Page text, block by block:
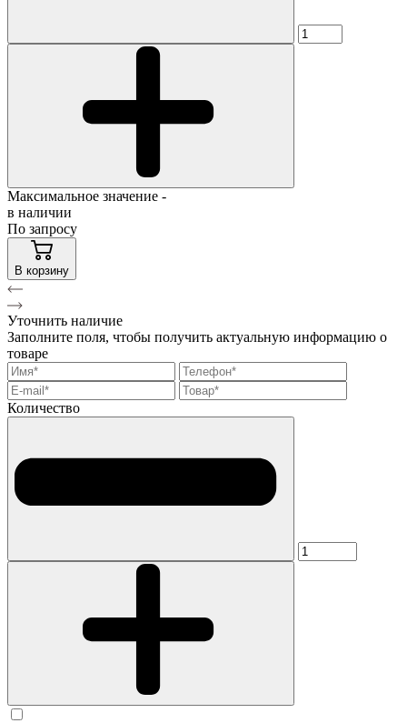
Максимальное значение -
в наличии
По запросу
В корзину
Уточнить наличие
Заполните поля, чтобы получить актуальную информацию о
товаре
Количество